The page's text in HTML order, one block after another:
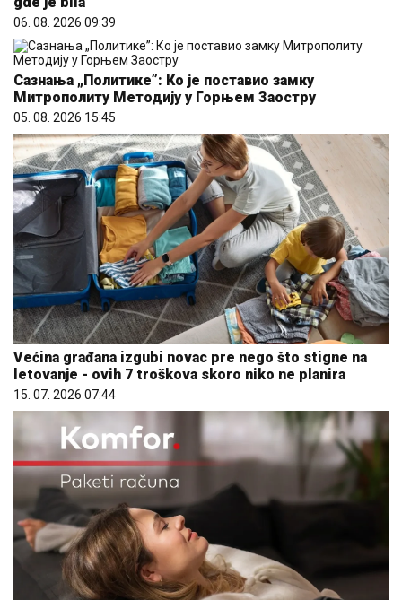
06. 08. 2026 09:39
Сазнања „Политике”: Ко је поставио замку
Митрополиту Методију у Горњем Заостру
05. 08. 2026 15:45
Većina građana izgubi novac pre nego što stigne na
letovanje - ovih 7 troškova skoro niko ne planira
15. 07. 2026 07:44